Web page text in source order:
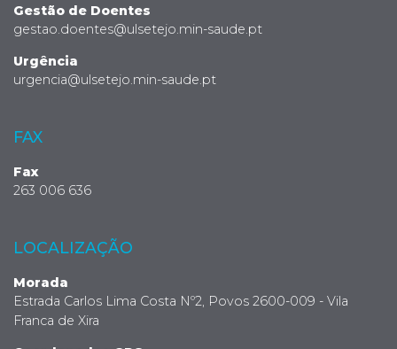
Gestão de Doentes
gestao.doentes@ulsetejo.min-saude.pt
Urgência
urgencia@ulsetejo.min-saude.pt
FAX
Fax
263 006 636
LOCALIZAÇÃO
Morada
Estrada Carlos Lima Costa Nº2, Povos 2600-009 - Vila
Franca de Xira